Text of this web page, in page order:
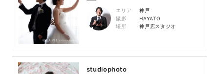
エリア
神戸
撮影
HAYATO
場所
神戸店スタジオ
studiophoto